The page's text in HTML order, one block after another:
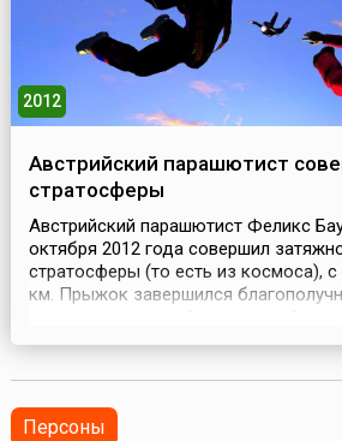
2012
Австрийский парашютист
стратосферы
Австрийский парашютист Феликс
октября 2012 года совершил
стратосферы (то есть из космоса),
км. Прыжок завершился
окрестностях города Розуэлл
2025) – парашютист, бейсджампер,
изв...
Персоны